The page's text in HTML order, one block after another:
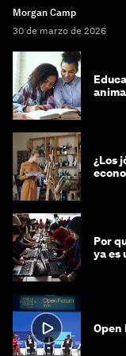
Morgan Camp
30 de marzo de 2026
¿Los
Por
ya es
Open